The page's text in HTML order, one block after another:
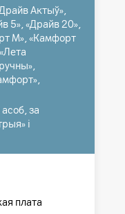
Актыў»,
5», «Драйв 20»,
M», «Камфорт
за
і
плата